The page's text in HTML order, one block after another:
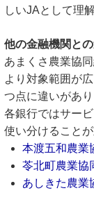
しいJAとして理
他の金融機関と
あまくさ農業協
より対象範囲が
つ点に違いがあり
各銀行ではサー
使い分けることが
本渡五和農業
苓北町農業協
あしきた農業